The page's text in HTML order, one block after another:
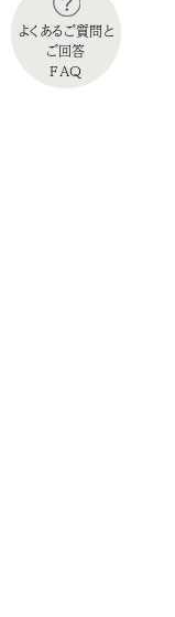
よくあるご質問と
ご回答
FAQ